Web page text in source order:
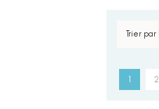
Trier par
1 2